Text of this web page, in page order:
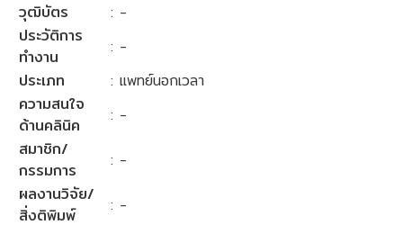
วุฒิบัตร
: -
ประวัติการ
ทำงาน
: -
ประเภท
: แพทย์นอกเวลา
ความสนใจ
ด้านคลินิค
: -
สมาชิก/
กรรมการ
: -
ผลงานวิจัย/
สิ่งติพิมพ์
: -